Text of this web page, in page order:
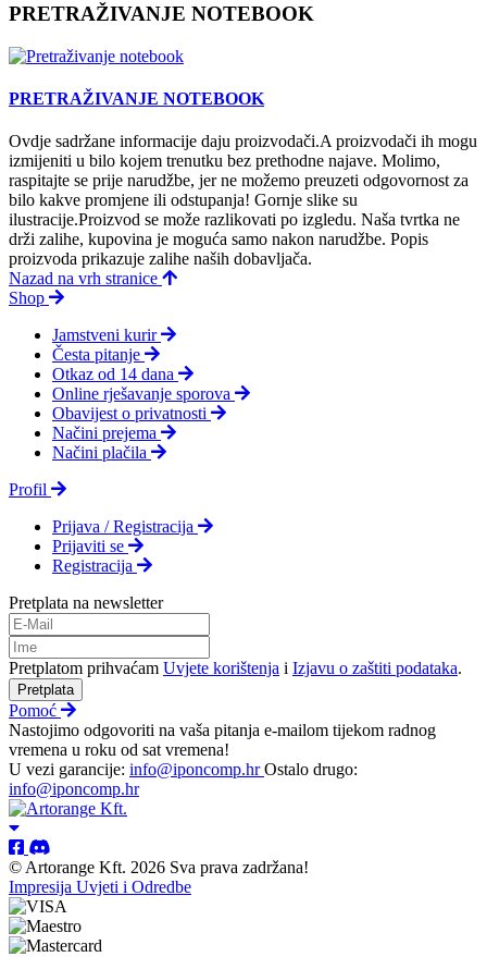
PRETRAŽIVANJE NOTEBOOK
PRETRAŽIVANJE NOTEBOOK
Ovdje sadržane informacije daju proizvodači.A proizvodači ih mogu
izmijeniti u bilo kojem trenutku bez prethodne najave. Molimo,
raspitajte se prije narudžbe, jer ne možemo preuzeti odgovornost za
bilo kakve promjene ili odstupanja! Gornje slike su
ilustracije.Proizvod se može razlikovati po izgledu. Naša tvrtka ne
drži zalihe, kupovina je moguća samo nakon narudžbe. Popis
proizvoda prikazuje zalihe naših dobavljača.
Nazad na vrh stranice
Shop
Jamstveni kurir
Česta pitanje
Otkaz od 14 dana
Online rješavanje sporova
Obavijest o privatnosti
Načini prejema
Načini plačila
Profil
Prijava / Registracija
Prijaviti se
Registracija
Pretplata na newsletter
Pretplatom prihvaćam Uvjete korištenja i Izjavu o zaštiti podataka.
Pretplata
Pomoć
Nastojimo odgovoriti na vaša pitanja e-mailom tijekom radnog
vremena u roku od sat vremena!
U vezi garancije: info@iponcomp.hrOstalo drugo:
info@iponcomp.hr
© Artorange Kft. 2026 Sva prava zadržana!
Impresija Uvjeti i Odredbe